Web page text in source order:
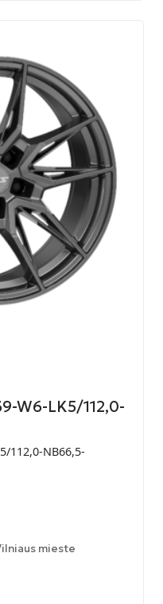
W6-LK5/112,0-
112,0-NB66,5-
mieste